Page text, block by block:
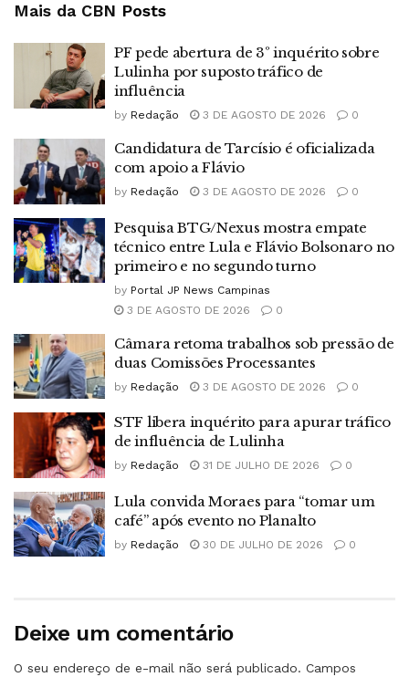
Mais da CBN Posts
PF pede abertura de 3º inquérito sobre
Lulinha por suposto tráfico de
influência
by Redação 3 DE AGOSTO DE 2026 0
Candidatura de Tarcísio é oficializada
com apoio a Flávio
by Redação 3 DE AGOSTO DE 2026 0
Pesquisa BTG/Nexus mostra empate
técnico entre Lula e Flávio Bolsonaro no
primeiro e no segundo turno
by Portal JP News Campinas
3 DE AGOSTO DE 2026
0
Câmara retoma trabalhos sob pressão de
duas Comissões Processantes
by Redação 3 DE AGOSTO DE 2026 0
STF libera inquérito para apurar tráfico
de influência de Lulinha
by Redação 31 DE JULHO DE 2026 0
Lula convida Moraes para “tomar um
café” após evento no Planalto
by Redação 30 DE JULHO DE 2026 0
Deixe um comentário
O seu endereço de e-mail não será publicado. Campos